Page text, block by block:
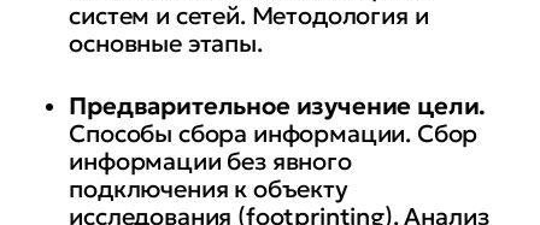
систем и сетей. Методология и
основные этапы.
Предварительное изучение цели.
Способы сбора информации. Сбор
информации без явного
подключения к объекту
исследования (footprinting). Анализ